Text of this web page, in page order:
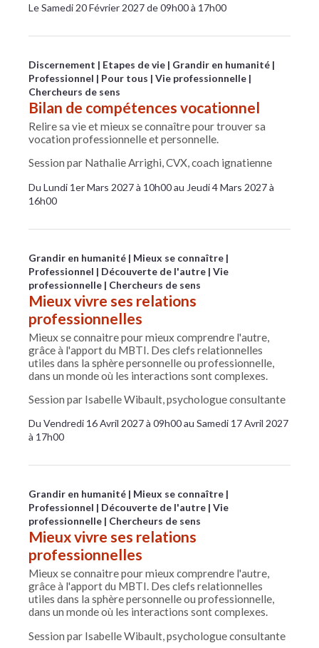
Le Samedi 20 Février 2027 de 09h00 à 17h00
Discernement Etapes de vie
Grandir en humanité
Professionnel
Pour tous
Vie professionnelle
Chercheurs de sens
Bilan de compétences vocationnel
Relire sa vie et mieux se connaître pour trouver sa
vocation professionnelle et personnelle.
Session par Nathalie Arrighi, CVX, coach ignatienne
Du Lundi 1er Mars 2027 à 10h00 au Jeudi 4 Mars 2027 à
16h00
Grandir en humanité
Mieux se connaître
Professionnel
Découverte de l'autre Vie
professionnelle
Chercheurs de sens
Mieux vivre ses relations
professionnelles
Mieux se connaitre pour mieux comprendre l'autre,
grâce à l'apport du MBTI. Des clefs relationnelles
utiles dans la sphère personnelle ou professionnelle,
dans un monde où les interactions sont complexes.
Session par Isabelle Wibault, psychologue consultante
Du Vendredi 16 Avril 2027 à 09h00 au Samedi 17 Avril 2027
à 17h00
Grandir en humanité
Mieux se connaître
Professionnel
Découverte de l'autre Vie
professionnelle
Chercheurs de sens
Mieux vivre ses relations
professionnelles
Mieux se connaitre pour mieux comprendre l'autre,
grâce à l'apport du MBTI. Des clefs relationnelles
utiles dans la sphère personnelle ou professionnelle,
dans un monde où les interactions sont complexes.
Session par Isabelle Wibault, psychologue consultante